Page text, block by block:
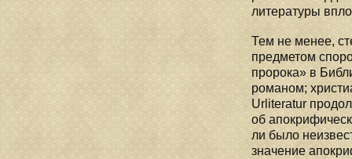
литературы
Тем не менее,
предметом
пророка» в
романом;
Urliteratur
об
ли было
значение